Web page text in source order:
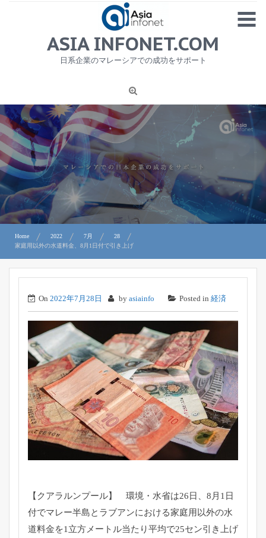
MENU
1
ニュース
労務サービス
プライバシーポリシー及び著作権について
お問合せ
ASIA INFONET.COM
日系企業のマレーシアでの成功をサポート
Home 2022 7月
28
家庭用以外の水道料金、8月1日付で引き上げ
On 2022年7月28日 by asiainfo Posted in 経済
【クアラルンプール】 環境・水省は26日、 8月1日
付でマレー半島とラブアンにおける家庭用以外の水
道料金を1立方メートル当たり平均で25セン引き上げ